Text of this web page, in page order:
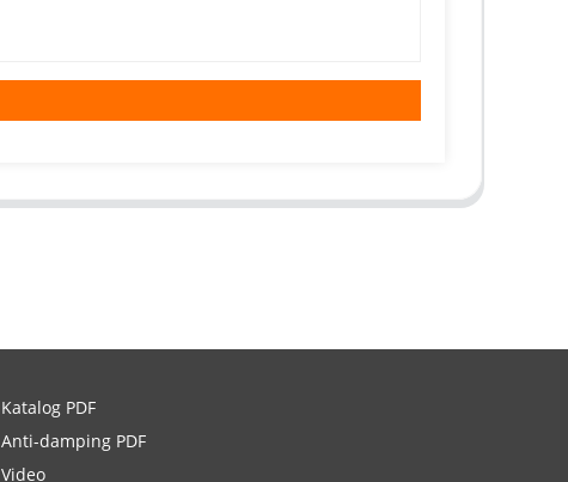
Katalog PDF
Anti-damping PDF
Video